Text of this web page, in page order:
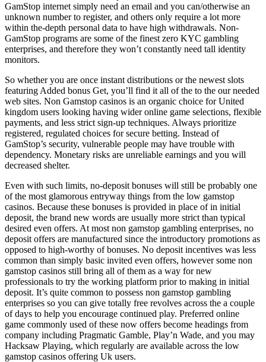
GamStop internet simply need an email and you can/otherwise an
unknown number to register, and others only require a lot more
within the-depth personal data to have high withdrawals. Non-
GamStop programs are some of the finest zero KYC gambling
enterprises, and therefore they won’t constantly need tall identity
monitors.
So whether you are once instant distributions or the newest slots
featuring Added bonus Get, you’ll find it all of the to the our needed
web sites. Non Gamstop casinos is an organic choice for United
kingdom users looking having wider online game selections, flexible
payments, and less strict sign-up techniques. Always prioritize
registered, regulated choices for secure betting. Instead of
GamStop’s security, vulnerable people may have trouble with
dependency. Monetary risks are unreliable earnings and you will
decreased shelter.
Even with such limits, no-deposit bonuses will still be probably one
of the most glamorous entryway things from the low gamstop
casinos. Because these bonuses is provided in place of in initial
deposit, the brand new words are usually more strict than typical
desired even offers. At most non gamstop gambling enterprises, no
deposit offers are manufactured since the introductory promotions as
opposed to high-worthy of bonuses. No deposit incentives was less
common than simply basic invited even offers, however some non
gamstop casinos still bring all of them as a way for new
professionals to try the working platform prior to making in initial
deposit. It’s quite common to possess non gamstop gambling
enterprises so you can give totally free revolves across the a couple
of days to help you encourage continued play. Preferred online
game commonly used of these now offers become headings from
company including Pragmatic Gamble, Play’n Wade, and you may
Hacksaw Playing, which regularly are available across the low
gamstop casinos offering Uk users.